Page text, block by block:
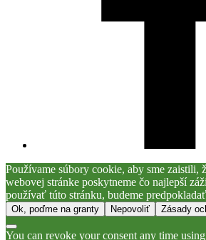
Používame súbory cookie, aby sme zaistili,
webovej stránke poskytneme čo najlepší
používať túto stránku, budeme
Ok, poďme na granty Nepovoliť Zásady
You can revoke your consent any time